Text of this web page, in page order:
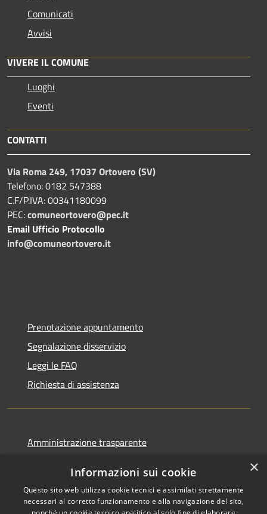
Comunicati
Avvisi
VIVERE IL COMUNE
Luoghi
Eventi
CONTATTI
Via Roma 249, 17037 Ortovero (SV)
Telefono: 0182 547388
C.F/P.IVA: 00341180099
PEC:comuneortovero@pec.it
Email Ufficio Protocollo
info@comuneortovero.it
Prenotazione appuntamento
Segnalazione disservizio
Leggi le FAQ
Richiesta di assistenza
Amministrazione trasparente
Dichiarazione di accessibilità
×
Informazioni sui cookie
Questo sito web utilizza cookie tecnici e assimilati strettamente
necessari al corretto funzionamento e alla navigazione del sito,